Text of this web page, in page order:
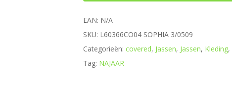
EAN: N/A
SKU: L60366CO04 SOPHIA 3/0509
Categorieën: covered, Jassen, Jassen, Kleding,
Tag: NAJAAR